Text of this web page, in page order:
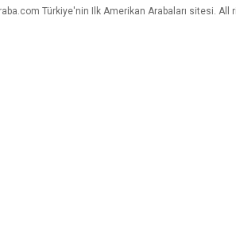
Türkiye'nin Ilk Amerikan Arabaları sitesi. All